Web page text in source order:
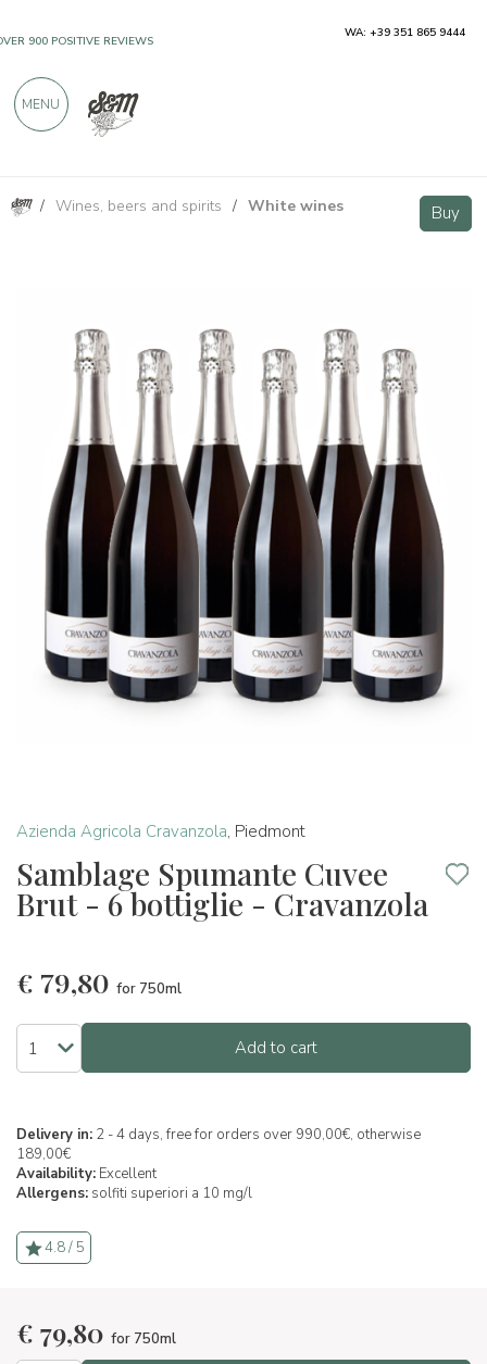
/ Wines, beers and spirits / White wines Buy
Azienda Agricola Cravanzola, Piedmont
Samblage Spumante Cuvee
Brut - 6 bottiglie - Cravanzola
€ 79,80 for 750ml
Add to cart
Delivery in: 2 - 4 days, free for orders over 990,00€, otherwise
189,00€
Availability: Excellent
Allergens: solfiti superiori a 10 mg/l
4.8 / 5
€ 79,80 for 750ml
Buy
900 POSITIVE REVIEWS WA: +39 351 865 9444
MENU